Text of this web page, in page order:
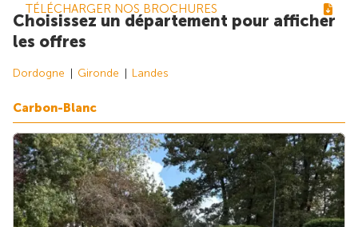
TÉLÉCHARGER NOS BROCHURES
Choisissez un département pour afficher
les offres
Dordogne Gironde Landes
Carbon-Blanc